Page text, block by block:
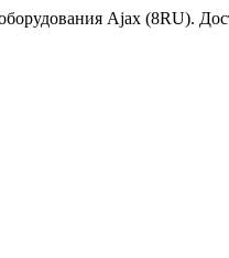
Ajax (8RU).